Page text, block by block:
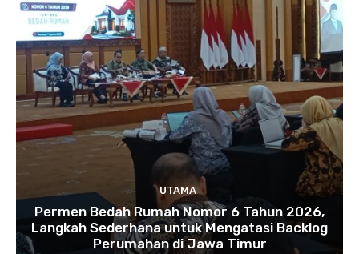
UTAMA
Permen Bedah Rumah Nomor 6 Tahun 2026,
Langkah Sederhana untuk Mengatasi Backlog
Perumahan di Jawa Timur